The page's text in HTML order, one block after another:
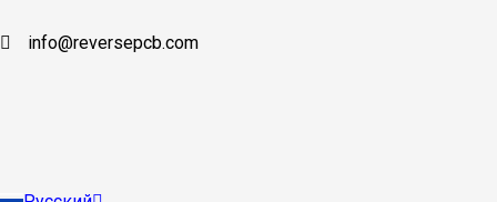
к
info@reversepcb.com
English